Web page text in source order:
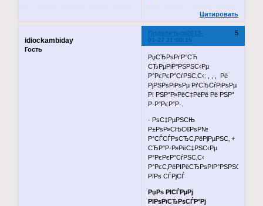
Цитировать
Поделиться 5
2013-
01-27 21:08:15
idiockambiday
Гость
РџСЂРѕРґР°СЋ
СЂРµРіР°РЅРЅС‹Рµ
Р°РєРєР°СѓРЅС‚С‹: , , , Рё
РјРЅРѕРіРѕРµ РґСЂСѓРіРѕРµ
РІ РЅР°Р»РёС‡РёРё Рё РЅР°
Р·Р°РєР°Р·.
- РѕС‡РµРЅСЊ
Р±РѕР»СЊС€РѕР№
Р°СЃСЃРѕСЂС‚РёРјРµРЅС‚ +
СЂР°Р·Р»РёС‡РЅС‹Рµ
Р°РєРєР°СѓРЅС‚С‹
Р°РєС‚РёРІРёСЂРѕРІР°РЅРЅС‹Рµ
РїРѕ СЃРјСЃ
РџРѕ РІСЃРµРј
РІРѕРїСЂРѕСЃР°Рј